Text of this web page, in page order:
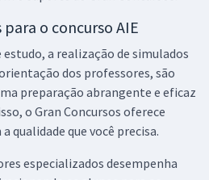
o concurso AIE
a realização de simulados
dos professores, são
preparação abrangente e eficaz
o Gran Concursos oferece
qualidade que você precisa.
especializados desempenha